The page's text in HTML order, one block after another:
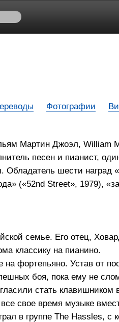
Фотографии
Мартин Джоэл, William
песен и пианист,
шести наград
(«52nd Street», 1979),
семье. Его отец,
классику на пианино.
на фортепьяно. Устав от
боя, пока ему не
стать клавишником
свое время музыке
в группе The Hassles,